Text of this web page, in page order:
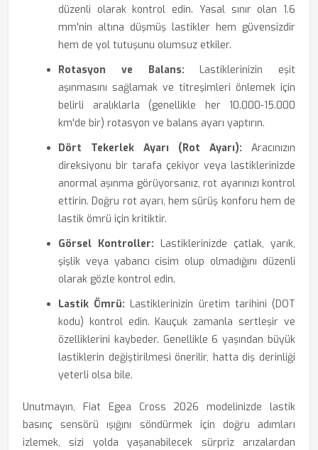
düzenli olarak kontrol edin. Yasal sınır olan 1.6
mm'nin altına düşmüş lastikler hem güvensizdir
hem de yol tutuşunu olumsuz etkiler.
Rotasyon ve Balans: Lastiklerinizin eşit
aşınmasını sağlamak ve titreşimleri önlemek için
belirli aralıklarla (genellikle her 10.000-15.000
km'de bir) rotasyon ve balans ayarı yaptırın.
Dört Tekerlek Ayarı (Rot Ayarı): Aracınızın
direksiyonu bir tarafa çekiyor veya lastiklerinizde
anormal aşınma görüyorsanız, rot ayarınızı kontrol
ettirin. Doğru rot ayarı, hem sürüş konforu hem de
lastik ömrü için kritiktir.
Görsel Kontroller: Lastiklerinizde çatlak, yarık,
şişlik veya yabancı cisim olup olmadığını düzenli
olarak gözle kontrol edin.
Lastik Ömrü: Lastiklerinizin üretim tarihini (DOT
kodu) kontrol edin. Kauçuk zamanla sertleşir ve
özelliklerini kaybeder. Genellikle 6 yaşından büyük
lastiklerin değiştirilmesi önerilir, hatta diş derinliği
yeterli olsa bile.
Unutmayın, Fiat Egea Cross 2026 modelinizde lastik
basınç sensörü ışığını söndürmek için doğru adımları
izlemek, sizi yolda yaşanabilecek sürpriz arızalardan